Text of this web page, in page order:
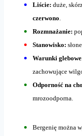
Liście: duże,
czerwono
Rozmnażanie:
Stanowisko:
Warunki
zachowujące
Odporność na
mrozoodporna.
Bergenię można